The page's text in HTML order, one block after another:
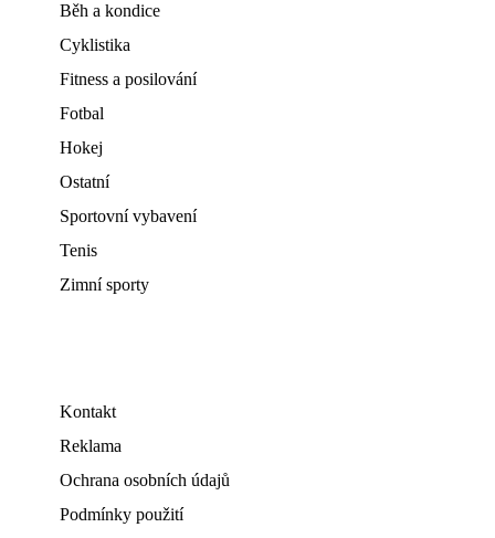
Běh a kondice
Cyklistika
Fitness a posilování
Fotbal
Hokej
Ostatní
Sportovní vybavení
Tenis
Zimní sporty
Kontakt
Reklama
Ochrana osobních údajů
Podmínky použití